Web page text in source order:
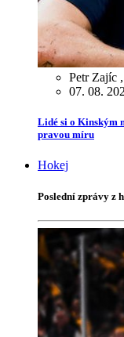
Petr Zajíc ,
07. 08.
Lidé si o Kinským
pravou míru
Hokej
Poslední zprávy z